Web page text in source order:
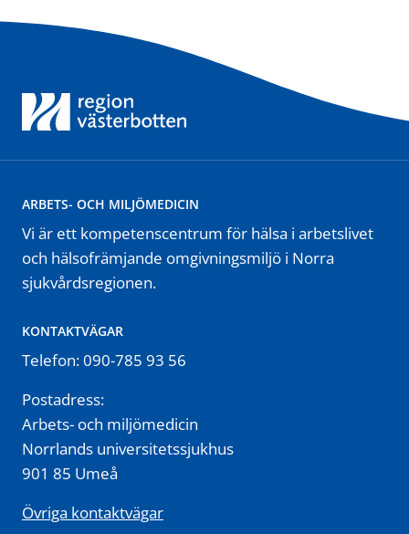
ARBETS- OCH MILJÖMEDICIN
Vi är ett kompetenscentrum för hälsa i arbetslivet
och hälsofrämjande omgivningsmiljö i Norra
sjukvårdsregionen.
KONTAKTVÄGAR
Telefon: 090-785 93 56
Postadress:
Arbets- och miljömedicin
Norrlands universitetssjukhus
901 85 Umeå
Övriga kontaktvägar